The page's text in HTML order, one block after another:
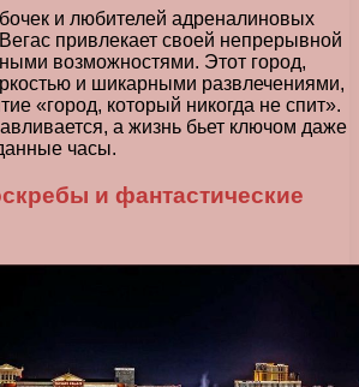
и любителей адреналиновых
привлекает своей непрерывной
возможностями. Этот город,
и шикарными развлечениями,
«город, который никогда не спит».
а жизнь бьет ключом даже
часы.
и фантастические